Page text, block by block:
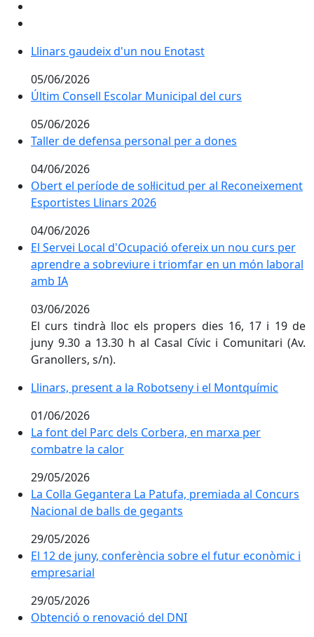
Llinars gaudeix d'un nou Enotast
Llinars gaudeix d'un nou Enotast
05/06/2026
Últim Consell Escolar Municipal del curs
Últim Consell Escolar Municipal del curs
05/06/2026
Taller de defensa personal per a dones
Taller de defensa personal per a dones
04/06/2026
Obert el període de sol·licitud per al Reconeixement
Obert el període de sol·licitud per al Reconeixement
Esportistes Llinars 2026
04/06/2026
El Servei Local d'Ocupació ofereix un nou curs per
El Servei Local d'Ocupació ofereix un nou curs per
aprendre a sobreviure i triomfar en un món laboral
amb IA
03/06/2026
El curs tindrà lloc els propers dies 16, 17 i 19 de
juny 9.30 a 13.30 h al Casal Cívic i Comunitari (Av.
Granollers, s/n).
Llinars, present a la Robotseny i el Montquímic
Llinars, present a la Robotseny i el Montquímic
01/06/2026
La font del Parc dels Corbera, en marxa per
La font del Parc dels Corbera, en marxa per
combatre la calor
29/05/2026
La Colla Gegantera La Patufa, premiada al Concurs
La Colla Gegantera La Patufa, premiada al Concurs
Nacional de balls de gegants
29/05/2026
El 12 de juny, conferència sobre el futur econòmic i
El 12 de juny, conferència sobre el futur econòmic i
empresarial
29/05/2026
Obtenció o renovació del DNI
Obtenció o renovació del DNI